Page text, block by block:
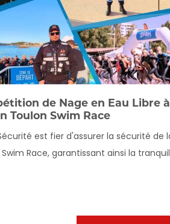
de Nage en Eau Libre à
Toulon Swim Race
est fier d'assurer la sécurité de
Race, garantissant ainsi la